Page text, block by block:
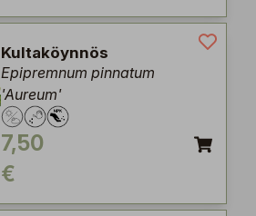
Kultaköynnös
Epipremnum pinnatum
'Aureum'
7,50
€